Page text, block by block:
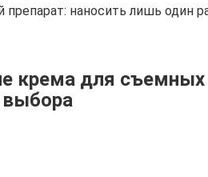
препарат: наносить лишь один
крема для съемных
выбора